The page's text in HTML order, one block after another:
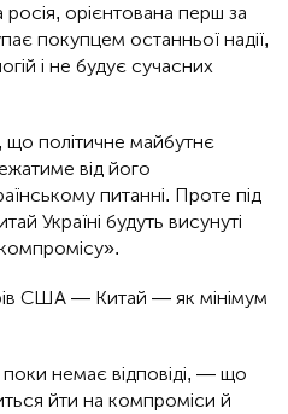
орієнтована перш за
покупцем останньої надії,
і не будує сучасних
що політичне майбутнє
від його
питанні. Проте під
Україні будуть висунуті
США — Китай — як мінімум
немає відповіді, — що
йти на компроміси й